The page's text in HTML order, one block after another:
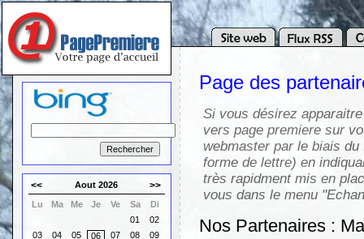
<< Aout 2026 >>
Lu Ma Me Je Ve Sa
Di
01
02
03
04 05 06 07 08
09
Page des
Si vous désirez
vers page premiere sur
webmaster par le biais
forme de lettre) en
très rapidment mis en
vous dans le menu
Nos Partenaires :